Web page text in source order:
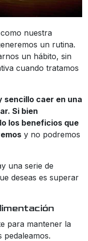
nuestra
un rutina.
un hábito, sin
cuando tratamos
sencillo caer en una
Si bien
los beneficios que
y no podremos
una serie de
deseas es superar
para mantener la
pedaleamos.